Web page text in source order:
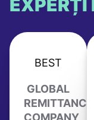
EXPERȚI
BEST
GLOBAL
REMITTANCE
COMPANY